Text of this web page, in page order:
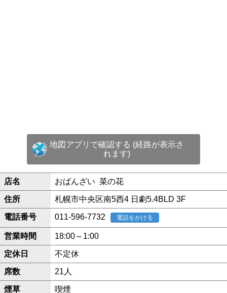
地図アプリで確認する (経路が表示さ
れます)
店名 おばんざい 菜の花
住所 札幌市中央区南5西4 日劇5.4BLD 3F
電話番号 011-596-7732 電話をかける
営業時間 18:00～1:00
定休日 不定休
席数 21人
煙草 喫煙